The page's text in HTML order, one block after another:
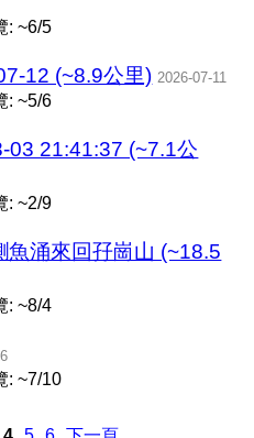
: ~6/5
12 (~8.9公里) 2026-07-11
: ~5/6
03 21:41:37 (~7.1公
: ~2/9
涌來回孖崗山 (~18.5
: ~8/4
: ~7/10